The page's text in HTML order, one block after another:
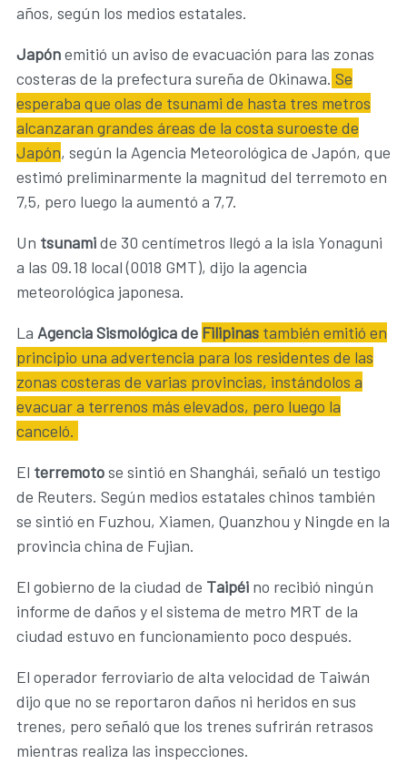
años, según los medios estatales.
Japónemitió un aviso de evacuación para las zonas
costeras de la prefectura sureña de Okinawa. Se
esperaba que olas de tsunami de hasta tres metros
alcanzaran grandes áreas de la costa suroeste de
Japón, según la Agencia Meteorológica de Japón, que
estimó preliminarmente la magnitud del terremoto en
7,5, pero luego la aumentó a 7,7.
Un tsunamide 30 centímetros llegó a la isla Yonaguni
a las 09.18 local (0018 GMT), dijo la agencia
meteorológica japonesa.
La Agencia Sismológica de Filipinas también emitió en
principio una advertencia para los residentes de las
zonas costeras de varias provincias, instándolos a
evacuar a terrenos más elevados, pero luego la
canceló.
El terremotose sintió en Shanghái, señaló un testigo
de Reuters. Según medios estatales chinos también
se sintió en Fuzhou, Xiamen, Quanzhou y Ningde en la
provincia china de Fujian.
El gobierno de la ciudad de Taipéi no recibió ningún
informe de daños y el sistema de metro MRT de la
ciudad estuvo en funcionamiento poco después.
El operador ferroviario de alta velocidad de Taiwán
dijo que no se reportaron daños ni heridos en sus
trenes, pero señaló que los trenes sufrirán retrasos
mientras realiza las inspecciones.